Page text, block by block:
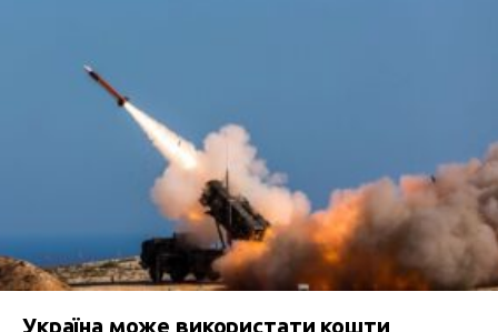
Україна може використати кошти